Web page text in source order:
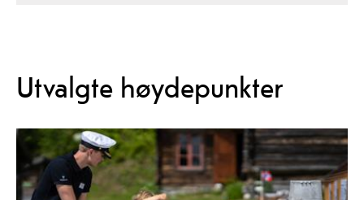
Utvalgte høydepunkter